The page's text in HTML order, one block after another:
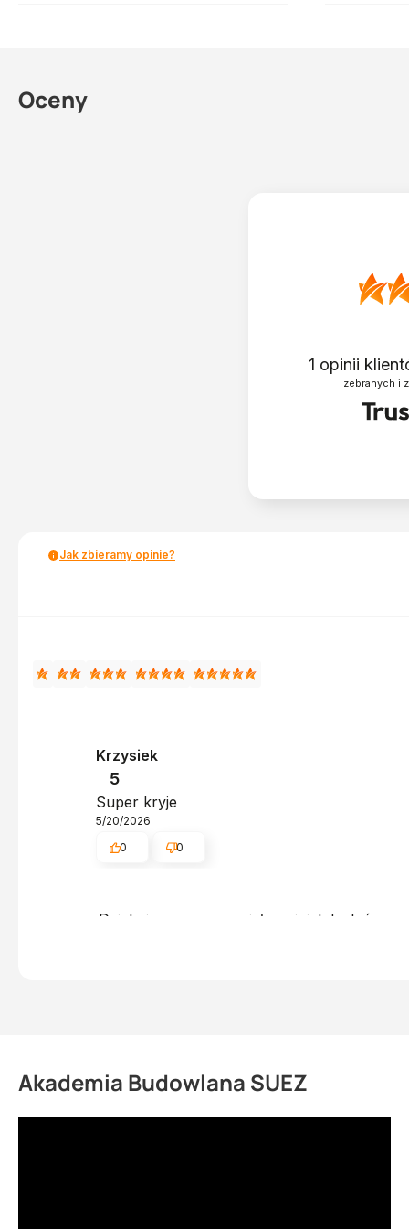
Oceny
1 opinii
zebranych i
Jak zbieramy opinie?
Dziękujemy za wspaniałą opinię! Jesteśmy
Krzysiek
5
Super kryje
5/20/2026
0
0
Akademia Budowlana SUEZ